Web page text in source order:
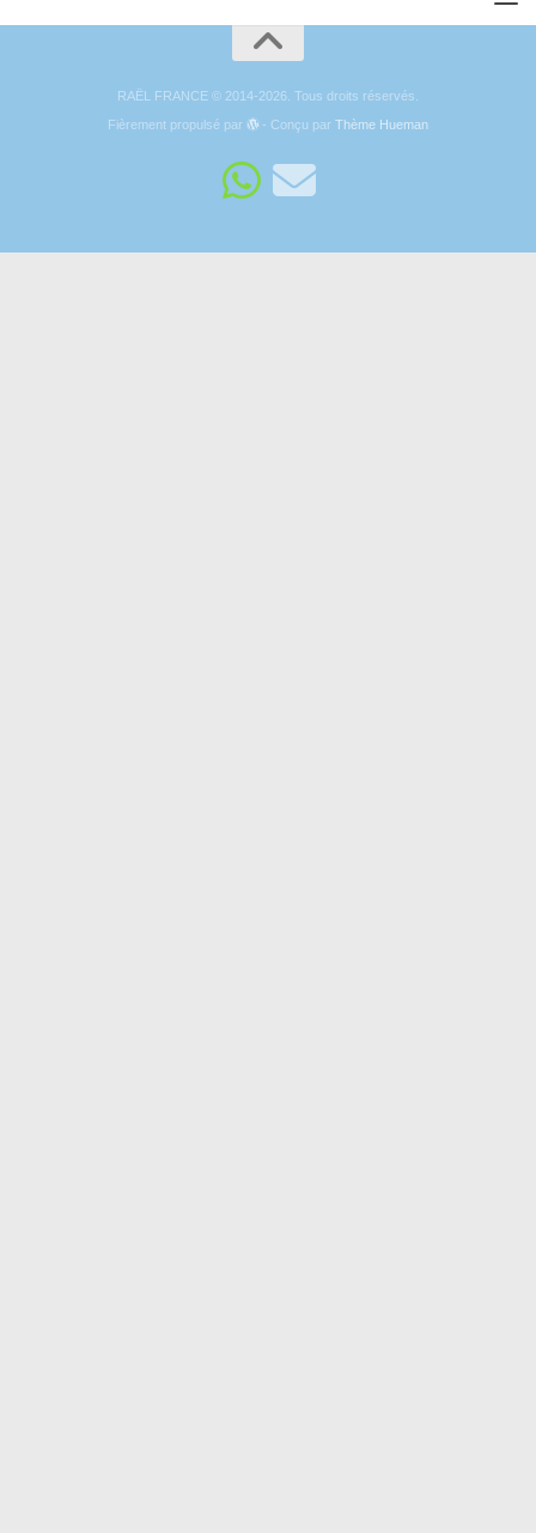
RAËL FRANCE © 2014-2026. Tous droits réservés.
Fièrement propulsé par
- Conçu parThème Hueman